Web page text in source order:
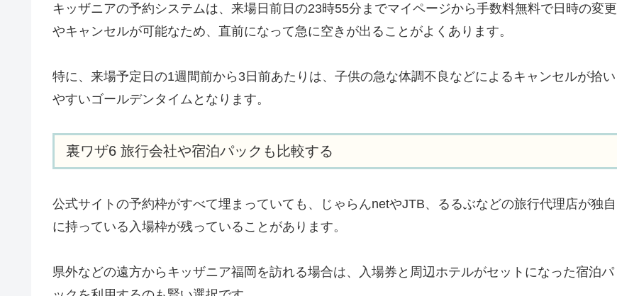
キッザニアの予約システムは、来場日前日の23時55分までマイページから手数料無料で日時の変更
やキャンセルが可能なため、直前になって急に空きが出ることがよくあります。
特に、来場予定日の1週間前から3日前あたりは、子供の急な体調不良などによるキャンセルが拾い
やすいゴールデンタイムとなります。
裏ワザ6 旅行会社や宿泊パックも比較する
公式サイトの予約枠がすべて埋まっていても、じゃらんnetやJTB、るるぶなどの旅行代理店が独自
に持っている入場枠が残っていることがあります。
県外などの遠方からキッザニア福岡を訪れる場合は、入場券と周辺ホテルがセットになった宿泊パ